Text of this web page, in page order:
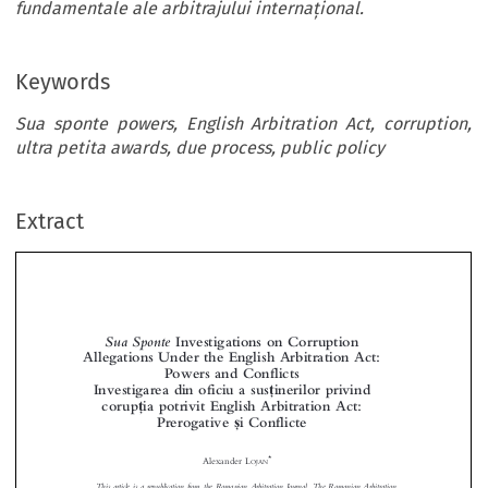
fundamentale ale arbitrajului internațional.
Keywords
Sua sponte powers, English Arbitration Act, corruption,
ultra petita awards, due process, public policy
Extract




 


  
 



Powers and Conflicts
Investigarea din oficiu a susținerilor privind
ț ia potrivit English Arbitration Act:
Prerogative și Conflicte
Arbitration Journal. The Romanian Arbitration
Journal is a Wolters Kluwer publication indexed in Kluwer Arbitration database. The original article